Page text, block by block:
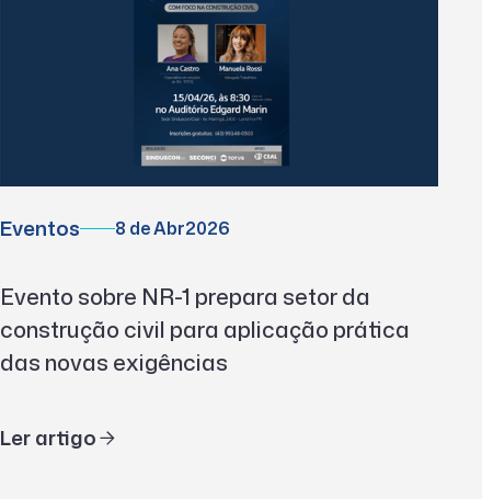
Eventos 8 de Abr2026
Evento sobre NR-1 prepara setor da
construção civil para aplicação prática
das novas exigências
Ler artigo